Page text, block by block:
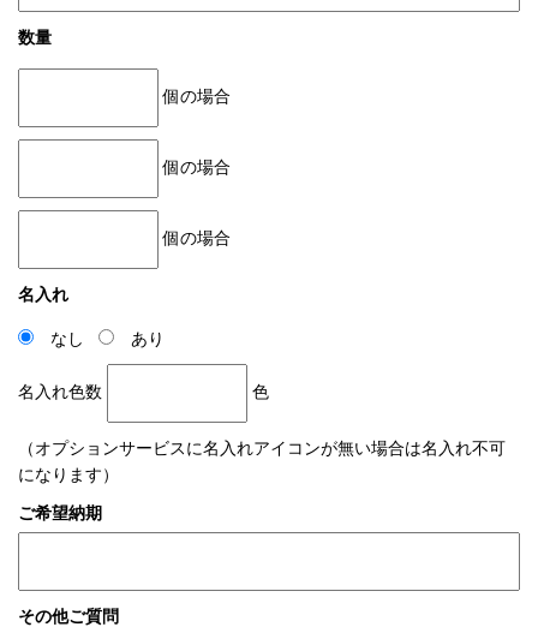
数量
個の場合
個の場合
個の場合
名入れ
なし あり
名入れ色数 色
（オプションサービスに名入れアイコンが無い場合は名入れ不可
になります）
ご希望納期
その他ご質問